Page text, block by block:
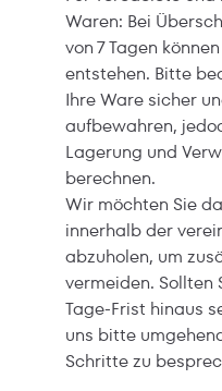
Waren: Bei
von 7 Tagen
entstehen. Bitte
Ihre Ware sicher
aufbewahren,
Lagerung und
berechnen.
Wir möchten Sie
innerhalb der
abzuholen, um
vermeiden. Sollten
Tage-Frist hinaus
uns bitte
Schritte zu